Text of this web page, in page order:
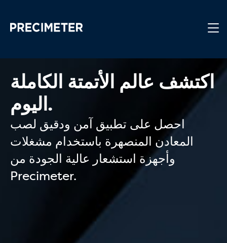
اكتشف عالم الأتمتة الكاملة
اليوم.
احصل على تطبيق آمن ودقيق لصب
المعادن المنصهرة باستخدام مشغلات
وأجهزة استشعار عالية الجودة من
Precimeter.